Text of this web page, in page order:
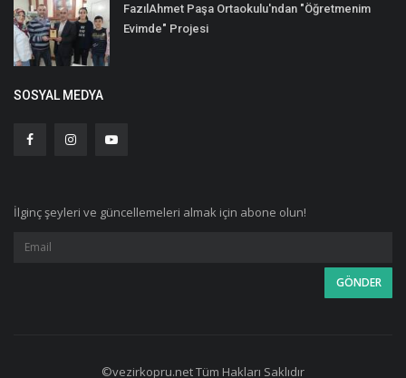
FazılAhmet Paşa Ortaokulu'ndan "Öğretmenim
Evimde" Projesi
SOSYAL MEDYA
İlginç şeyleri ve güncellemeleri almak için abone olun!
©vezirkopru.net Tüm Hakları Saklıdır